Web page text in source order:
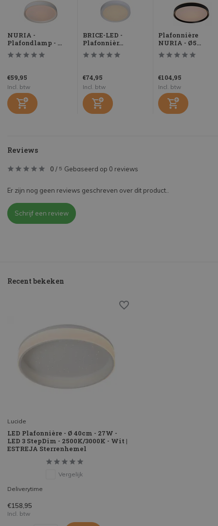
NURIA -
Plafondlamp - ...
€59,95
Incl. btw
BRICE-LED -
Plafonnièr...
€74,95
Incl. btw
Plafonnière
NURIA - Ø5...
€104,95
Incl. btw
Reviews
0 / 5 Gebaseerd op 0 reviews
Er zijn nog geen reviews geschreven over dit product..
Schrijf een review
Recent bekeken
Lucide
LED Plafonnière - Ø 40cm - 27W -
LED 3 StepDim - 2500K/3000K - Wit |
ESTREJA Sterrenhemel
Vergelijk
Deliverytime
€158,95
Incl. btw